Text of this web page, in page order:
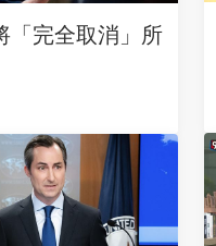
「完全取消」所